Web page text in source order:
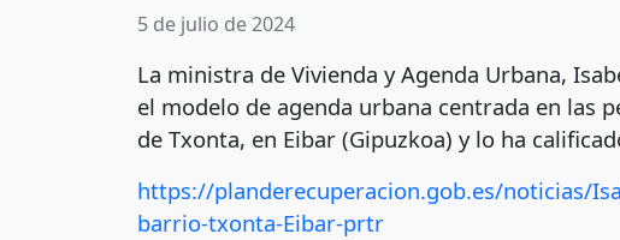
5 de julio de 2024
La ministra de Vivienda y Agenda Urbana,
el modelo de agenda urbana centrada en las
de Txonta, en Eibar (Gipuzkoa) y lo ha
https://planderecuperacion.gob.es/noticias/
barrio-txonta-Eibar-prtr